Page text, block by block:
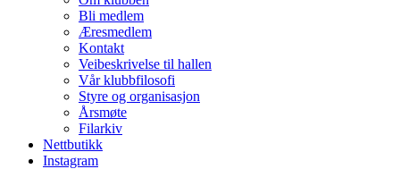
Bli medlem
Æresmedlem
Kontakt
Veibeskrivelse til hallen
Vår klubbfilosofi
Styre og organisasjon
Årsmøte
Filarkiv
Nettbutikk
Instagram